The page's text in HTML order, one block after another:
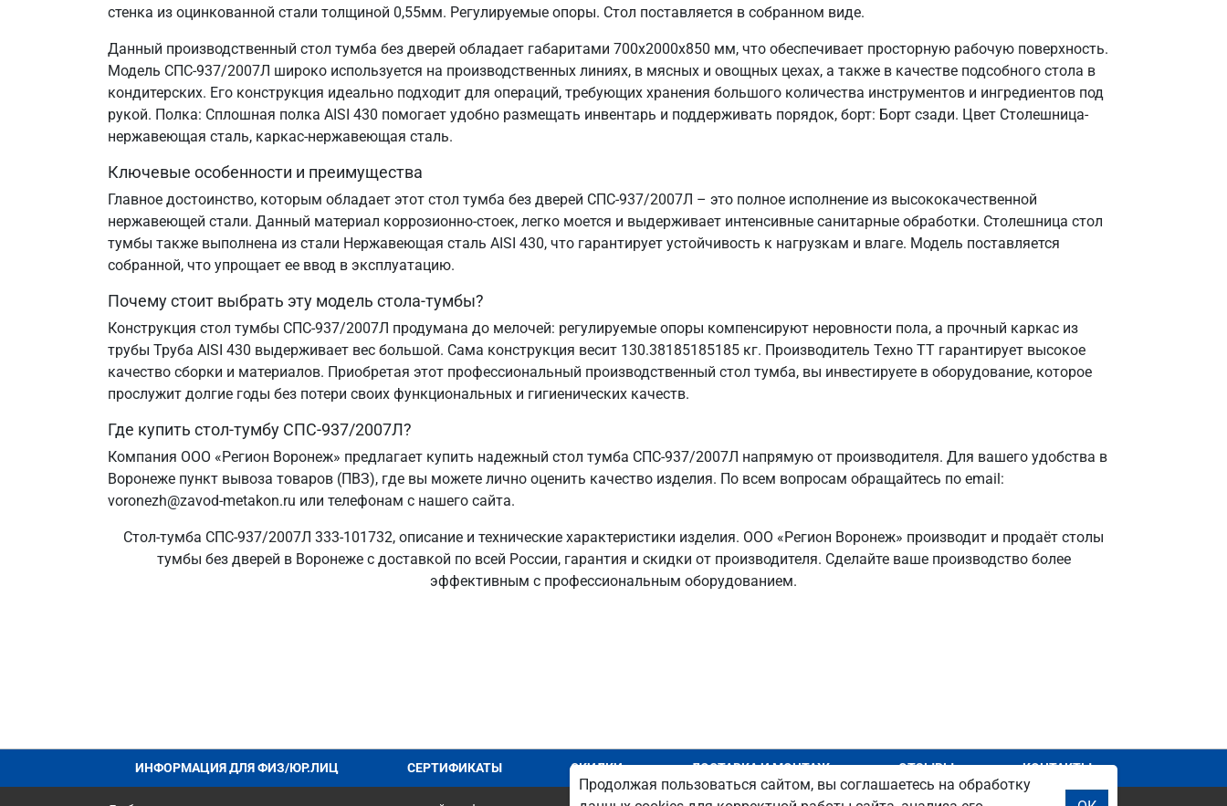
стенка из оцинкованной стали толщиной 0,55мм. Регулируемые опоры. Стол поставляется в собранном виде.
Данный производственный стол тумба без дверей обладает габаритами 700х2000х850 мм, что обеспечивает просторную рабочую поверхность.
Модель СПС-937/2007Л широко используется на производственных линиях, в мясных и овощных цехах, а также в качестве подсобного стола в
кондитерских. Его конструкция идеально подходит для операций, требующих хранения большого количества инструментов и ингредиентов под
рукой. Полка: Сплошная полка AISI 430 помогает удобно размещать инвентарь и поддерживать порядок, борт: Борт сзади. Цвет Столешница-
нержавеющая сталь, каркас-нержавеющая сталь.
Ключевые особенности и преимущества
Главное достоинство, которым обладает этот стол тумба без дверей СПС-937/2007Л – это полное исполнение из высококачественной
нержавеющей стали. Данный материал коррозионно-стоек, легко моется и выдерживает интенсивные санитарные обработки. Столешница стол
тумбы также выполнена из стали Нержавеющая сталь AISI 430, что гарантирует устойчивость к нагрузкам и влаге. Модель поставляется
собранной, что упрощает ее ввод в эксплуатацию.
Почему стоит выбрать эту модель стола-тумбы?
Конструкция стол тумбы СПС-937/2007Л продумана до мелочей: регулируемые опоры компенсируют неровности пола, а прочный каркас из
трубы Труба AISI 430 выдерживает вес большой. Сама конструкция весит 130.38185185185 кг. Производитель Техно ТТ гарантирует высокое
качество сборки и материалов. Приобретая этот профессиональный производственный стол тумба, вы инвестируете в оборудование, которое
прослужит долгие годы без потери своих функциональных и гигиенических качеств.
Где купить стол-тумбу СПС-937/2007Л?
Компания ООО «Регион Воронеж» предлагает купить надежный стол тумба СПС-937/2007Л напрямую от производителя. Для вашего удобства в
Воронеже пункт вывоза товаров (ПВЗ), где вы можете лично оценить качество изделия. По всем вопросам обращайтесь по email:
voronezh@zavod-metakon.ru или телефонам с нашего сайта.
Стол-тумба СПС-937/2007Л 333-101732, описание и технические характеристики изделия. ООО «Регион Воронеж» производит и продаёт столы
тумбы без дверей в Воронеже с доставкой по всей России, гарантия и скидки от производителя. Сделайте ваше производство более
эффективным с профессиональным оборудованием.
ИНФОРМАЦИЯ ДЛЯ ФИЗ/ЮР.ЛИЦ СЕРТИФИКАТЫ СКИДКИ ДОСТАВКА И МОНТАЖ ОТЗЫВЫ КОНТАКТЫ
Продолжая пользоваться сайтом, вы соглашаетесь на обработку